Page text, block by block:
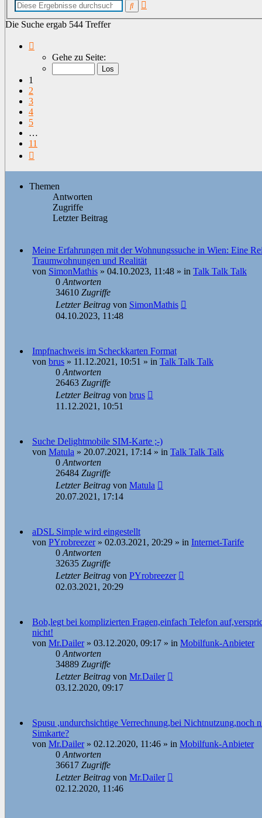
Suche
Die Suche ergab 544 Treffer
von
Gehe zu Seite:
1
2
3
4
5
…
11
Themen
Antworten
Zugriffe
Letzter Beitrag
Meine Erfahrungen mit der Wohnungssuche in Wien: Eine
Traumwohnungen und Realität
von SimonMathis » 04.10.2023, 11:48 » in Talk Talk Talk
0Antworten
34610 Zugriffe
Letzter Beitrag von SimonMathis
04.10.2023, 11:48
Impfnachweis im Scheckkarten Format
von brus » 11.12.2021, 10:51 » in Talk Talk Talk
0Antworten
26463 Zugriffe
Letzter Beitrag von brus
11.12.2021, 10:51
Suche Delightmobile SIM-Karte ;-)
von Matula » 20.07.2021, 17:14 » in Talk Talk Talk
0Antworten
26484 Zugriffe
Letzter Beitrag von Matula
20.07.2021, 17:14
aDSL Simple wird eingestellt
von PYrobreezer» 02.03.2021, 20:29 » in Internet-Tarife
0Antworten
32635 Zugriffe
Letzter Beitrag von PYrobreezer
02.03.2021, 20:29
Bob,legt bei komplizierten Fragen,einfach Telefon
nicht!
von Mr.Dailer» 03.12.2020, 09:17 » in Mobilfunk-Anbieter
0Antworten
34889 Zugriffe
Letzter Beitrag von Mr.Dailer
03.12.2020, 09:17
Spusu ,undurchsichtige Verrechnung,bei Nichtnutzung,noch
Simkarte?
von Mr.Dailer» 02.12.2020, 11:46 » in Mobilfunk-Anbieter
0Antworten
36617 Zugriffe
Letzter Beitrag von Mr.Dailer
02.12.2020, 11:46